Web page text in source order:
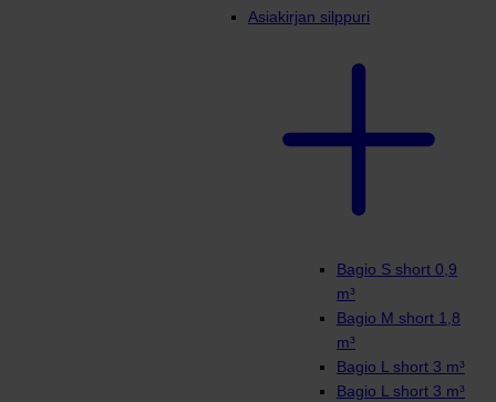
Asiakirjan silppuri
Bagio S short 0,9
m³
Bagio M short 1,8
m³
Bagio L short 3 m³
Bagio L short 3 m³